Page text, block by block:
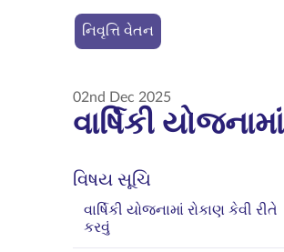
નિવૃત્તિ વેતન
02nd Dec 2025
વાર્ષિકી
વિષય સૂચિ
વાર્ષિકી યોજનામાં રોકાણ કેવી રીતે
કરવું